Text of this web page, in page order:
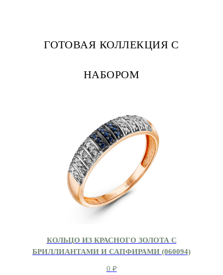
ГОТОВАЯ КОЛЛЕКЦИЯ С
НАБОРОМ
КОЛЬЦО ИЗ КРАСНОГО ЗОЛОТА С
БРИЛЛИАНТАМИ И САПФИРАМИ (060094)
0 ₽